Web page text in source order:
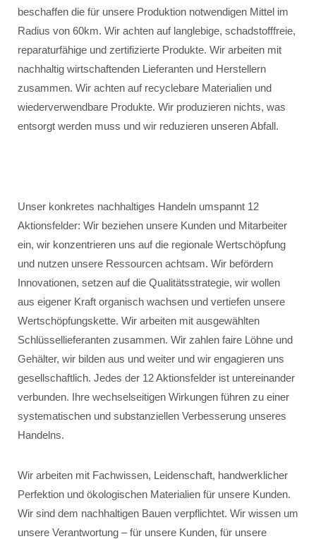
beschaffen die für unsere Produktion notwendigen Mittel im
Radius von 60km. Wir achten auf langlebige, schadstofffreie,
reparaturfähige und zertifizierte Produkte. Wir arbeiten mit
nachhaltig wirtschaftenden Lieferanten und Herstellern
zusammen. Wir achten auf recyclebare Materialien und
wiederverwendbare Produkte. Wir produzieren nichts, was
entsorgt werden muss und wir reduzieren unseren Abfall.
Unser konkretes nachhaltiges Handeln umspannt 12
Aktionsfelder: Wir beziehen unsere Kunden und Mitarbeiter
ein, wir konzentrieren uns auf die regionale Wertschöpfung
und nutzen unsere Ressourcen achtsam. Wir befördern
Innovationen, setzen auf die Qualitätsstrategie, wir wollen
aus eigener Kraft organisch wachsen und vertiefen unsere
Wertschöpfungskette. Wir arbeiten mit ausgewählten
Schlüssellieferanten zusammen. Wir zahlen faire Löhne und
Gehälter, wir bilden aus und weiter und wir engagieren uns
gesellschaftlich. Jedes der 12 Aktionsfelder ist untereinander
verbunden. Ihre wechselseitigen Wirkungen führen zu einer
systematischen und substanziellen Verbesserung unseres
Handelns.
Wir arbeiten mit Fachwissen, Leidenschaft, handwerklicher
Perfektion und ökologischen Materialien für unsere Kunden.
Wir sind dem nachhaltigen Bauen verpflichtet. Wir wissen um
unsere Verantwortung – für unsere Kunden, für unsere